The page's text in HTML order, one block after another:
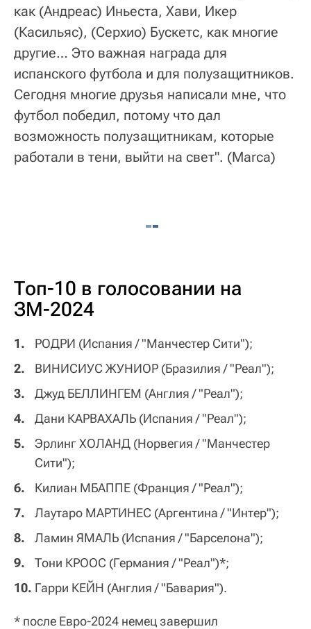
как (Андреас) Иньеста, Хави, Икер
(Касильяс), (Серхио) Бускетс, как многие
другие… Это важная награда для
испанского футбола и для полузащитников.
Сегодня многие друзья написали мне, что
футбол победил, потому что дал
возможность полузащитникам, которые
работали в тени, выйти на свет". (Marca)
Топ-10 в голосовании на
ЗМ-2024
РОДРИ (Испания / "Манчестер Сити");
ВИНИСИУС ЖУНИОР (Бразилия / "Реал");
Джуд БЕЛЛИНГЕМ (Англия / "Реал");
Дани КАРВАХАЛЬ (Испания / "Реал");
Эрлинг ХОЛАНД (Норвегия / "Манчестер
Сити");
Килиан МБАППЕ (Франция / "Реал");
Лаутаро МАРТИНЕС (Аргентина / "Интер");
Ламин ЯМАЛЬ (Испания / "Барселона");
Тони КРООС (Германия / "Реал")*;
Гарри КЕЙН (Англия / "Бавария").
* после Евро-2024 немец завершил